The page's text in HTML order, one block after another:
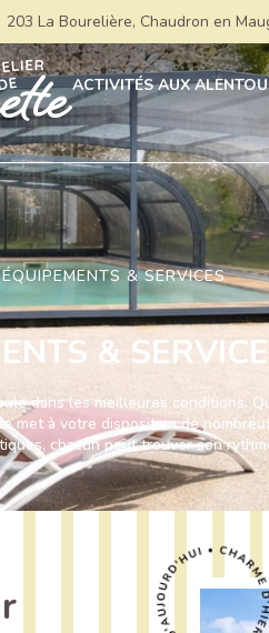
203 La Bourelière, Chaudron en
ACTIVITÉS AUX
ÉQUIPEMENTS & SERVICES
&
dans les meilleures conditions.
met à votre disposition de
chacun peut trouver son